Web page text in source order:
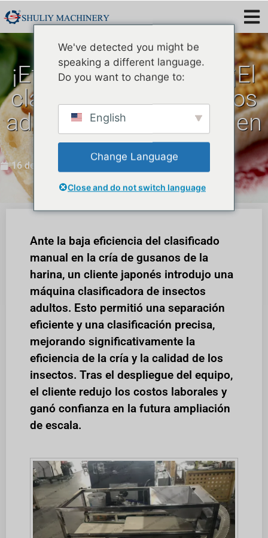
¡Eficiencia triplicada! ¡El
clasificador de insectos
adultos funciona bien en
Japón!
16 de septiembre de 2025
Ante la baja eficiencia del clasificado
manual en la cría de gusanos de la
harina, un cliente japonés introdujo una
máquina clasificadora de insectos
adultos. Esto permitió una separación
eficiente y una clasificación precisa,
mejorando significativamente la
eficiencia de la cría y la calidad de los
insectos. Tras el despliegue del equipo,
el cliente redujo los costos laborales y
ganó confianza en la futura ampliación
de escala.
We've detected you might be
speaking a different language.
Do you want to change to:
English
Change Language
Close and do not switch language